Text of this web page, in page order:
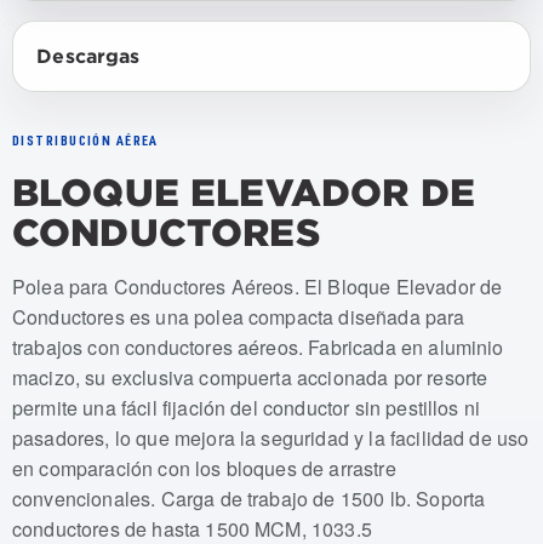
Descargas
DISTRIBUCIÓN AÉREA
BLOQUE ELEVADOR DE
CONDUCTORES
Numeros de articulo: USCL-001, USCL-001-SH
Polea para Conductores Aéreos. El Bloque Elevador de
Conductores es una polea compacta diseñada para
trabajos con conductores aéreos. Fabricada en aluminio
macizo, su exclusiva compuerta accionada por resorte
permite una fácil fijación del conductor sin pestillos ni
pasadores, lo que mejora la seguridad y la facilidad de uso
en comparación con los bloques de arrastre
convencionales. Carga de trabajo de 1500 lb. Soporta
conductores de hasta 1500 MCM, 1033.5